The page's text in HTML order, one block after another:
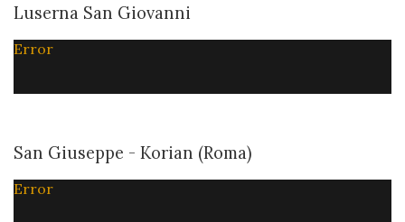
Luserna San Giovanni
Error
San Giuseppe - Korian (Roma)
Error